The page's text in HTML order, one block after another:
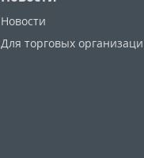
Новости
Для торговых